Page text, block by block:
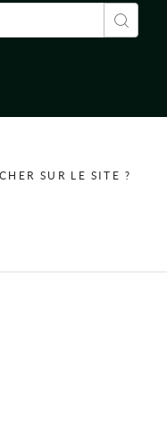
SUR LE SITE ?